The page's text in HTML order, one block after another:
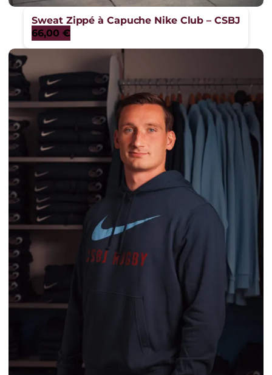
Sweat Zippé à Capuche Nike Club – CSBJ
66,00 €